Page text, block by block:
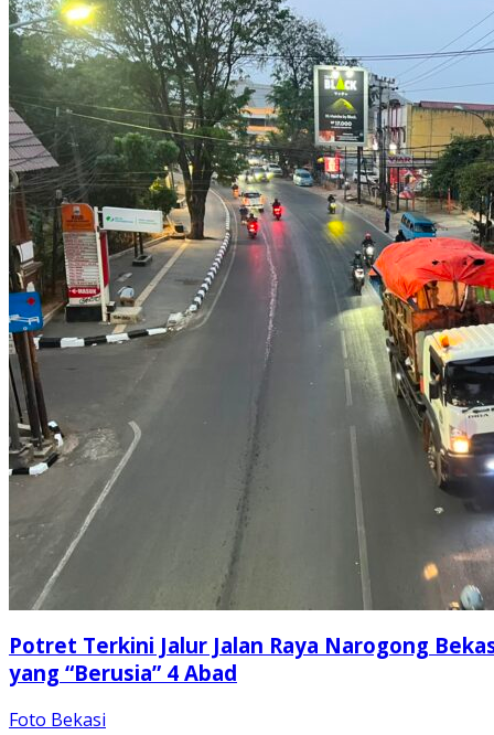
Potret Terkini Jalur Jalan Raya Narogong
yang “Berusia” 4 Abad
Foto Bekasi